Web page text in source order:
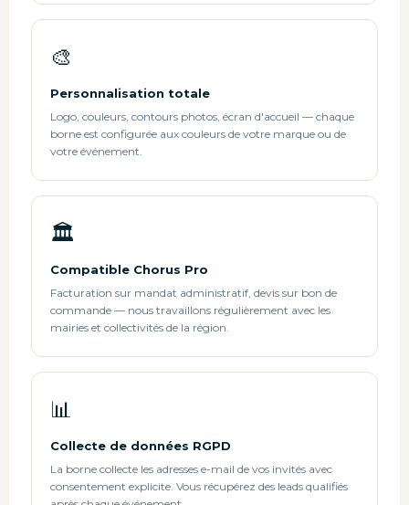
🎨
Personnalisation totale
Logo, couleurs, contours photos, écran d'accueil — chaque
borne est configurée aux couleurs de votre marque ou de
votre événement.
🏛️
Compatible Chorus Pro
Facturation sur mandat administratif, devis sur bon de
commande — nous travaillons régulièrement avec les
mairies et collectivités de la région.
📊
Collecte de données RGPD
La borne collecte les adresses e-mail de vos invités avec
consentement explicite. Vous récupérez des leads qualifiés